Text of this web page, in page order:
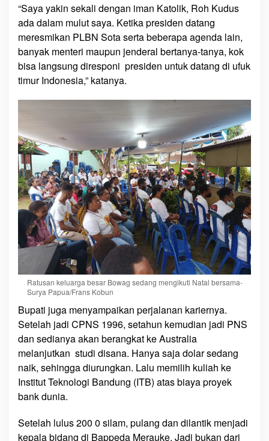
“Saya yakin sekali dengan iman Katolik, Roh Kudus
ada dalam mulut saya. Ketika presiden datang
meresmikan PLBN Sota serta beberapa agenda lain,
banyak menteri maupun jenderal bertanya-tanya, kok
bisa langsung diresponi presiden untuk datang di ufuk
timur Indonesia,” katanya.
Ratusan keluarga besar Bowag sedang mengikuti Natal bersama-
Surya Papua/Frans Kobun
Bupati juga menyampaikan perjalanan kariernya.
Setelah jadi CPNS 1996, setahun kemudian jadi PNS
dan sedianya akan berangkat ke Australia
melanjutkan studi disana. Hanya saja dolar sedang
naik, sehingga diurungkan. Lalu memilih kuliah ke
Institut Teknologi Bandung (ITB) atas biaya proyek
bank dunia.
Setelah lulus 200 0 silam, pulang dan dilantik menjadi
kepala bidang di Bappeda Merauke. Jadi bukan dari